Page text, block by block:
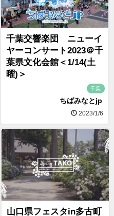
千葉交響楽団 ニューイ
ヤーコンサート2023＠千
葉県文化会館＜1/14(土
曜)＞
千葉
ちばみなとjp
2023/1/6
山口県フェスタin多古町